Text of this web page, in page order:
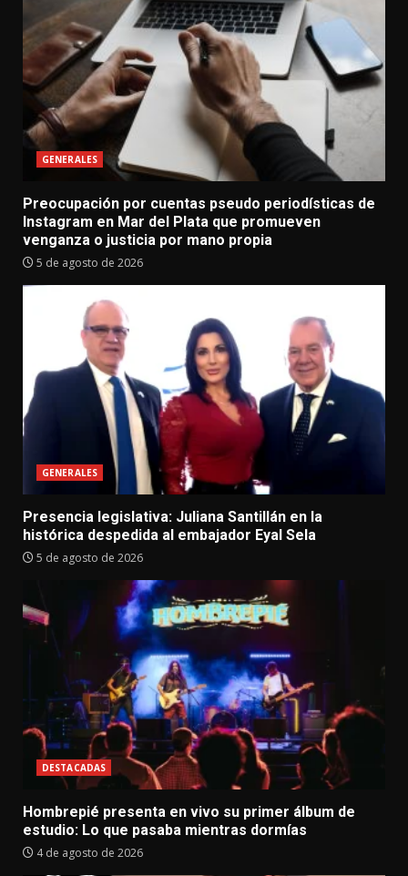
GENERALES
Preocupación por cuentas pseudo periodísticas de
Instagram en Mar del Plata que promueven
venganza o justicia por mano propia
5 de agosto de 2026
GENERALES
Presencia legislativa: Juliana Santillán en la
histórica despedida al embajador Eyal Sela
5 de agosto de 2026
DESTACADAS
Hombrepié presenta en vivo su primer álbum de
estudio: Lo que pasaba mientras dormías
4 de agosto de 2026